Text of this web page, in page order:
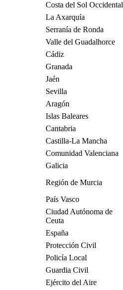
Costa del Sol Occidental
La Axarquía
Serranía de Ronda
Valle del Guadalhorce
Cádiz
Granada
Jaén
Sevilla
Aragón
Islas Baleares
Cantabria
Castilla-La Mancha
Comunidad Valenciana
Galicia
Región de Murcia
País Vasco
Ciudad Autónoma de
Ceuta
España
Protección Civil
Policía Local
Guardia Civil
Ejército del Aire